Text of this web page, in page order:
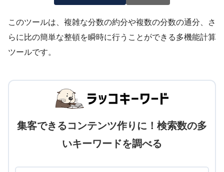
このツールは、複雑な分数の約分や複数の分数の通分、さ
らに比の簡単な整頓を瞬時に行うことができる多機能計算
ツールです。
集客できるコンテンツ作りに！検索数の多
いキーワードを調べる